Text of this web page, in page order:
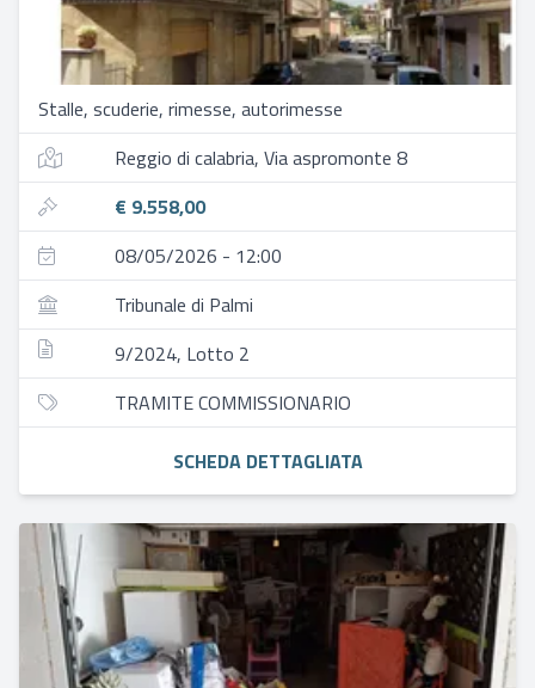
Stalle, scuderie, rimesse, autorimesse
Reggio di calabria, Via aspromonte 8
€ 9.558,00
08/05/2026 - 12:00
Tribunale di Palmi
9/2024, Lotto 2
TRAMITE COMMISSIONARIO
SCHEDA DETTAGLIATA